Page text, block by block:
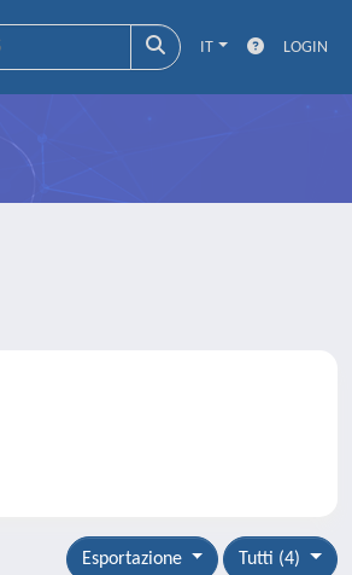
IT LOGIN
Tutti (4)
Esportazione